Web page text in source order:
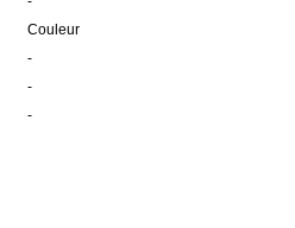
Couleur
-
-
-